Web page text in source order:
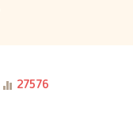
27576